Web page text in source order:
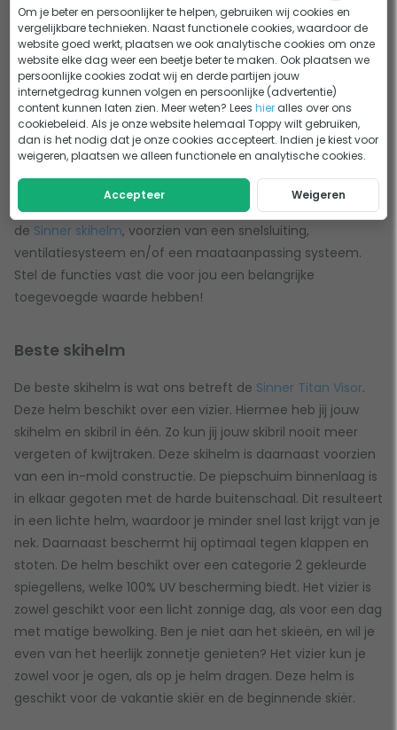
op te meten, zodat je weet welke centimeter range je aan
moet houden bij het kopen van een skihelm.
Kenmerken skihelm
Ben je bijvoorbeeld een brildrager, of vind je een losse skibril
vervelend? Dan is eenskihelm met vizierwellicht geschikt
voor jou. Of vergeet je jouw skibril zo vaak, dat je er
hopeloos van wordt? Een skihelm met skibrilhouder is daar
de oplossing voor. Bovendien zijn sommige skihelmen, zoals
de Sinner skihelm, voorzien van een snelsluiting,
ventilatiesysteem en/of een maataanpassing systeem.
Stel de functies vast die voor jou een belangrijke
toegevoegde waarde hebben!
Beste skihelm
De beste skihelm is wat ons betreft de Sinner Titan Visor.
Deze helm beschikt over een vizier. Hiermee heb jij jouw
skihelm en skibril in één. Zo kun jij jouw skibril nooit meer
vergeten of kwijtraken. Deze skihelm is daarnaast voorzien
van een in-mold constructie. De piepschuim binnenlaag is
in elkaar gegoten met de harde buitenschaal. Dit resulteert
in een lichte helm, waardoor je minder snel last krijgt van je
nek. Daarnaast beschermt hij optimaal tegen klappen en
stoten. De helm beschikt over een categorie 2 gekleurde
spiegellens, welke 100% UV bescherming biedt. Het vizier is
zowel geschikt voor een licht zonnige dag, als voor een dag
met matige bewolking. Ben je niet aan het skieën, en wil je
even van het heerlijk zonnetje genieten? Het vizier kun je
zowel voor je ogen, als op je helm dragen. Deze helm is
geschikt voor de vakantie skiër en de beginnende skiër.
Om je beter en persoonlijker te helpen, gebruiken wij cookies en
vergelijkbare technieken. Naast functionele cookies, waardoor de
website goed werkt, plaatsen we ook analytische cookies om onze
website elke dag weer een beetje beter te maken. Ook plaatsen we
persoonlijke cookies zodat wij en derde partijen jouw
internetgedrag kunnen volgen en persoonlijke (advertentie)
content kunnen laten zien. Meer weten? Leeshier alles over ons
cookiebeleid. Als je onze website helemaal Toppy wilt gebruiken,
dan is het nodig dat je onze cookies accepteert. Indien je kiest voor
weigeren, plaatsen we alleen functionele en analytische cookies.
Accepteer Weigeren